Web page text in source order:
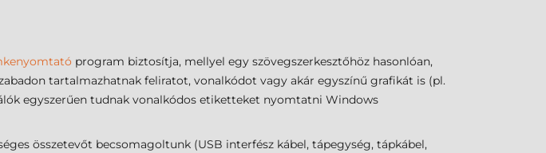
program biztosítja, mellyel egy szövegszerkesztőhöz hasonlóan,
tartalmazhatnak feliratot, vonalkódot vagy akár egyszínű grafikát is (pl.
egyszerűen tudnak vonalkódos etiketteket nyomtatni Windows
összetevőt becsomagoltunk (USB interfész kábel, tápegység, tápkábel,